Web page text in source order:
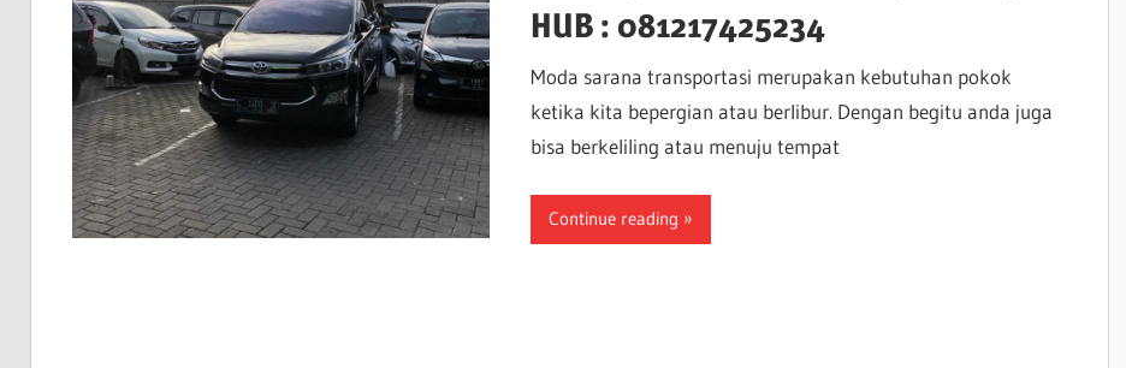
HUB : 081217425234
Moda sarana transportasi merupakan kebutuhan pokok
ketika kita bepergian atau berlibur. Dengan begitu anda juga
bisa berkeliling atau menuju tempat
Continue reading